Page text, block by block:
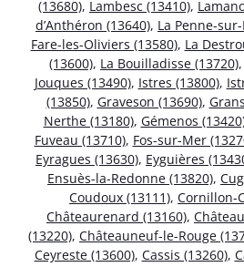
(13680), Lambesc (13410),
d’Anthéron (13640), La Penne-
Fare-les-Oliviers (13580), La
(13600), La Bouilladisse (13720),
Jouques (13490), Istres (13800),
(13850), Graveson (13690),
Nerthe (13180), Gémenos
Fuveau (13710), Fos-sur-Mer
Eyragues (13630), Eyguières
Ensuès-la-Redonne (13820),
Coudoux (13111), Cornillon-
Châteaurenard (13160),
(13220), Châteauneuf-le-Rouge
Ceyreste (13600), Cassis (13260),